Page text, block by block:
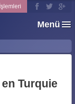
Menü
Turquie